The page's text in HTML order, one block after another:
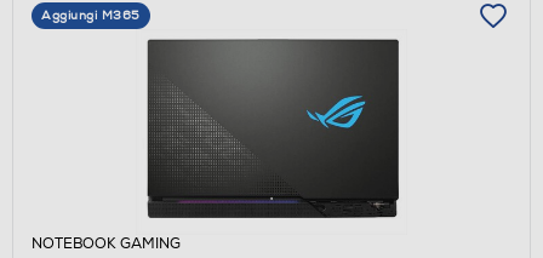
Aggiungi M365
NOTEBOOK GAMING